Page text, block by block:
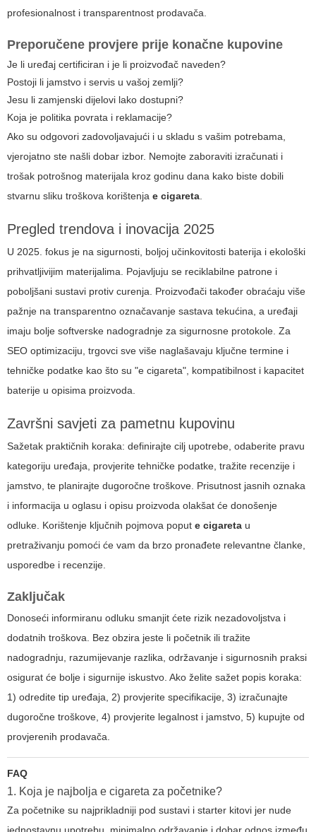
profesionalnost i transparentnost prodavača.
Preporučene provjere prije konačne kupovine
Je li uređaj certificiran i je li proizvođač naveden?
Postoji li jamstvo i servis u vašoj zemlji?
Jesu li zamjenski dijelovi lako dostupni?
Koja je politika povrata i reklamacije?
Ako su odgovori zadovoljavajući i u skladu s vašim potrebama,
vjerojatno ste našli dobar izbor. Nemojte zaboraviti izračunati i
trošak potrošnog materijala kroz godinu dana kako biste dobili
stvarnu sliku troškova korištenja e cigareta
Pregled trendova i inovacija 2025
U 2025. fokus je na sigurnosti, boljoj učinkovitosti baterija i ekološki
prihvatljivijim materijalima. Pojavljuju se reciklabilne patrone i
poboljšani sustavi protiv curenja. Proizvođači također obraćaju više
pažnje na transparentno označavanje sastava tekućina, a uređaji
imaju bolje softverske nadogradnje za sigurnosne protokole. Za
SEO optimizaciju, trgovci sve više naglašavaju ključne termine i
tehničke podatke kao što su "e cigareta", kompatibilnost i kapacitet
baterije u opisima proizvoda.
Završni savjeti za pametnu kupovinu
Sažetak praktičnih koraka: definirajte cilj upotrebe, odaberite pravu
kategoriju uređaja, provjerite tehničke podatke, tražite recenzije i
jamstvo, te planirajte dugoročne troškove. Prisutnost jasnih oznaka
i informacija u oglasu i opisu proizvoda olakšat će donošenje
odluke. Korištenje ključnih pojmova poput e cigareta u
pretraživanju pomoći će vam da brzo pronađete relevantne članke,
usporedbe i recenzije.
Zaključak
Donoseći informiranu odluku smanjit ćete rizik nezadovoljstva i
dodatnih troškova. Bez obzira jeste li početnik ili tražite
nadogradnju, razumijevanje razlika, održavanje i sigurnosnih praksi
osigurat će bolje i sigurnije iskustvo. Ako želite sažet popis koraka:
1) odredite tip uređaja, 2) provjerite specifikacije, 3) izračunajte
dugoročne troškove, 4) provjerite legalnost i jamstvo, 5) kupujte od
provjerenih prodavača.
FAQ
1. Koja je najbolja e cigareta za početnike?
Za početnike su najprikladniji pod sustavi i starter kitovi jer nude